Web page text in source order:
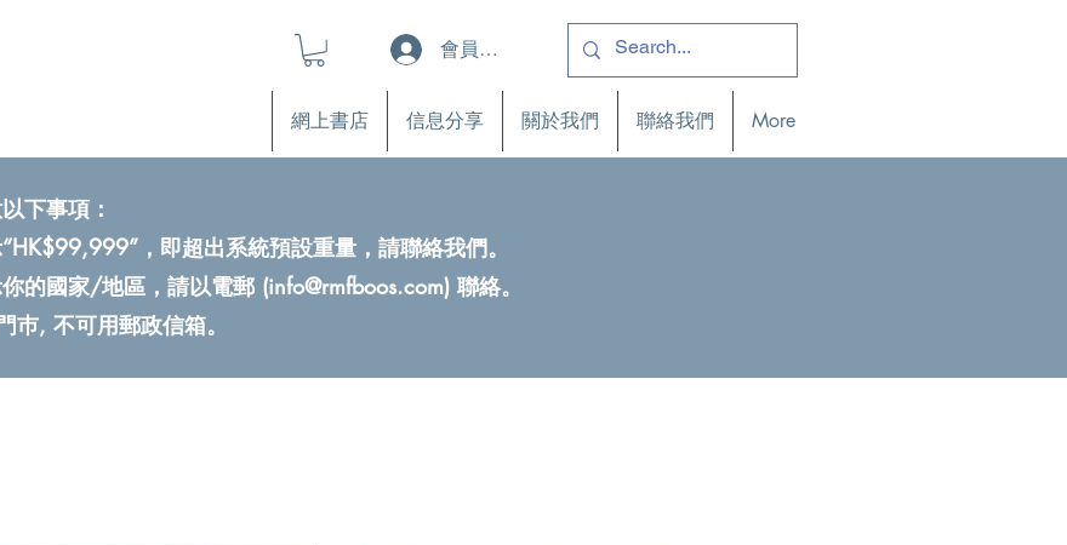
會員登入
網上書店 信息分享 關於我們 聯絡我們 More
下事項：
，即超出系統預設重量，請聯絡我們。
的國家/地區，請以電郵 (info@rmfboos.com) 聯絡。
巿, 不可用郵政信箱。